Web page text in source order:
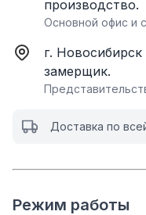
производство.
Основной офис и
г.
замерщик.
Доставка по
Режим работы